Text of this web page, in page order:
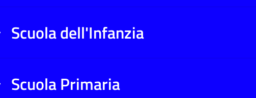
Scuola dell'Infanzia
Scuola Primaria